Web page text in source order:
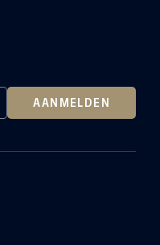
AANMELDEN